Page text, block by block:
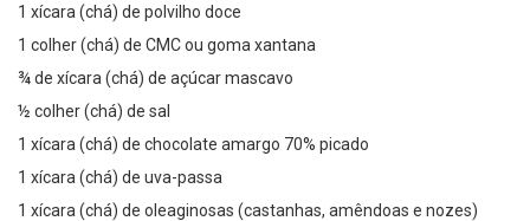
1 xícara (chá) de polvilho doce
1 colher (chá) de CMC ou goma xantana
¾ de xícara (chá) de açúcar mascavo
½ colher (chá) de sal
1 xícara (chá) de chocolate amargo 70% picado
1 xícara (chá) de uva-passa
1 xícara (chá) de oleaginosas (castanhas, amêndoas e nozes)